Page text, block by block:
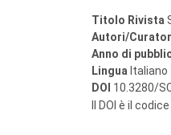
Titolo Rivista
Autori/
Anno di
Lingua Italiano
DOI 10.3280/
Il DOI è il